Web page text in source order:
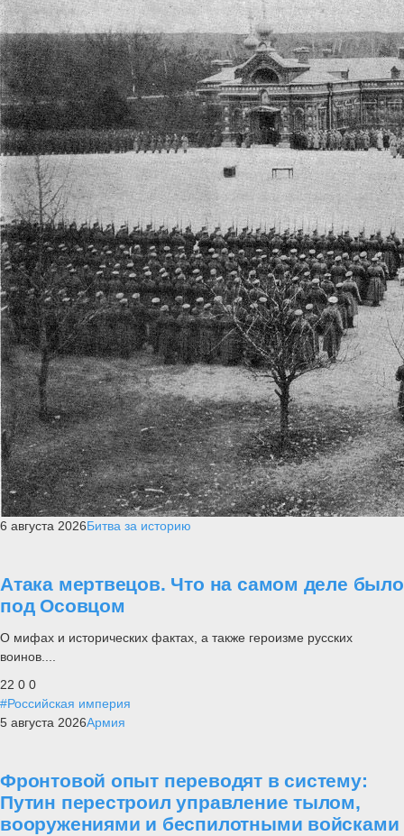
6 августа 2026Битва за историю
Атака мертвецов. Что на самом деле было
под Осовцом
О мифах и исторических фактах, а также героизме русских
воинов....
22 0 0
#Российская империя
5 августа 2026Армия
Фронтовой опыт переводят в систему:
Путин перестроил управление тылом,
вооружениями и беспилотными войсками